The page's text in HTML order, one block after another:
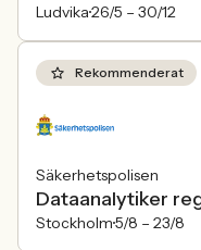
Ludvika26/5 – 30/12
Rekommenderat
Säkerhetspolisen
Dataanalytiker
Stockholm5/8 – 23/8